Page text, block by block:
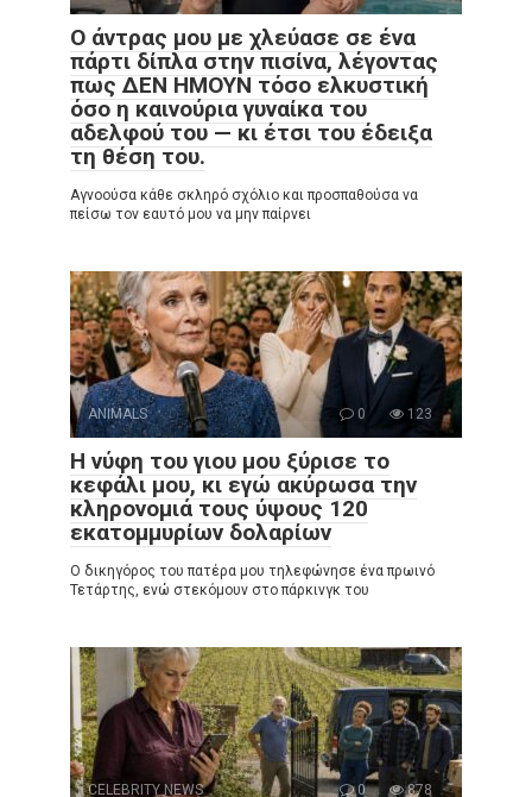
Ο άντρας μου με χλεύασε σε ένα
πάρτι δίπλα στην πισίνα, λέγοντας
πως ΔΕΝ ΗΜΟΥΝ τόσο ελκυστική
όσο η καινούρια γυναίκα του
αδελφού του — κι έτσι του έδειξα
τη θέση του.
Αγνοούσα κάθε σκληρό σχόλιο και προσπαθούσα να
πείσω τον εαυτό μου να μην παίρνει
ANIMALS 0 123
Η νύφη του γιου μου ξύρισε το
κεφάλι μου, κι εγώ ακύρωσα την
κληρονομιά τους ύψους 120
εκατομμυρίων δολαρίων
Ο δικηγόρος του πατέρα μου τηλεφώνησε ένα πρωινό
Τετάρτης, ενώ στεκόμουν στο πάρκινγκ του
CELEBRITY NEWS 0 878